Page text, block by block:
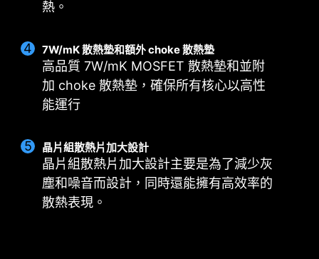
熱。
7W/mK 散熱墊和額外 choke 散熱墊
高品質 7W/mK MOSFET 散熱墊和並附
加 choke 散熱墊，確保所有核心以高性
能運行
晶片組散熱片加大設計
晶片組散熱片加大設計主要是為了減少灰
塵和噪音而設計，同時還能擁有高效率的
散熱表現。
調整溫度曲線。
手動風扇
允許用戶手動設定風扇轉速百分比
BIOS 模
在 BIOS 中調整風扇設定。